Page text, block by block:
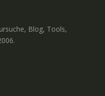
Blog, Tools,